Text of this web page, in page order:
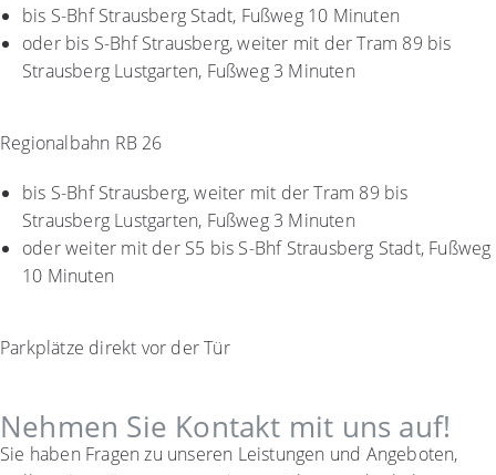
bis S-Bhf Strausberg Stadt, Fußweg 10 Minuten
oder bis S-Bhf Strausberg, weiter mit der Tram 89 bis
Strausberg Lustgarten, Fußweg 3 Minuten
Regionalbahn RB 26
bis S-Bhf Strausberg, weiter mit der Tram 89 bis
Strausberg Lustgarten, Fußweg 3 Minuten
oder weiter mit der S5 bis S-Bhf Strausberg Stadt, Fußweg
10 Minuten
Parkplätze direkt vor der Tür
Nehmen Sie Kontakt mit uns auf!
Sie haben Fragen zu unseren Leistungen und Angeboten,